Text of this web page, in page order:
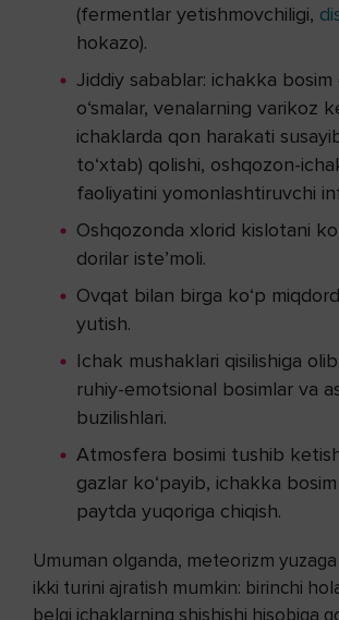
(fermentlar yetishmovchiligi,
hokazo).
Jiddiy sabablar: ichakka bosim
o‘smalar, venalarning varikoz
ichaklarda qon harakati
to‘xtab) qolishi, oshqozon-
faoliyatini yomonlashtiruvchi
Oshqozonda xlorid kislotani
dorilar iste’moli.
Ovqat bilan birga ko‘p
yutish.
Ichak mushaklari qisilishiga
ruhiy-emotsional bosimlar va
buzilishlari.
Atmosfera bosimi tushib
gazlar ko‘payib, ichakka
paytda yuqoriga chiqish.
Umuman olganda, meteorizm
ikki turini ajratish mumkin: birinchi
belgi ichaklarning shishishi hisobiga